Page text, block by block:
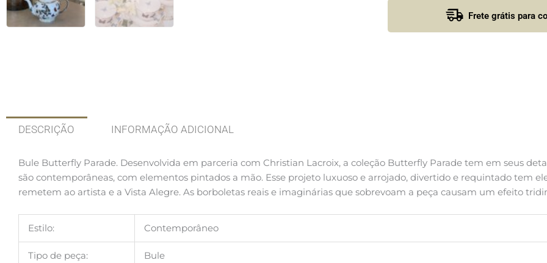
Frete grátis para
DESCRIÇÃO INFORMAÇÃO ADICIONAL
Bule Butterfly Parade. Desenvolvida em parceria com Christian Lacroix, a coleção Butterfly Parade tem em seus
são contemporâneas, com elementos pintados a mão. Esse projeto luxuoso e arrojado, divertido e requintado tem
remetem ao artista e a Vista Alegre. As borboletas reais e imaginárias que sobrevoam a peça causam um efeito
Estilo: Contemporâneo
Tipo de peça: Bule